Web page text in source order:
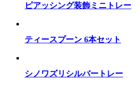
ピアッシング装飾ミニトレー
ティースプーン 6本セット
シノワズリシルバートレー